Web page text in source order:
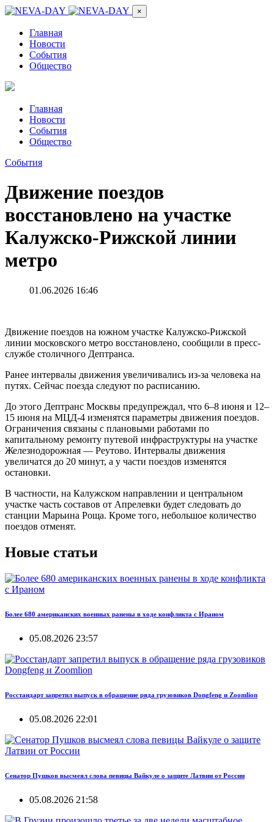
×
Главная
Новости
События
Общество
Главная
Новости
События
Общество
События
Движение поездов
восстановлено на участке
Калужско-Рижской линии
метро
01.06.2026 16:46
Движение поездов на южном участке Калужско-Рижской
линии московского метро восстановлено, сообщили в пресс-
службе столичного Дептранса.
Ранее интервалы движения увеличивались из-за человека на
путях. Сейчас поезда следуют по расписанию.
До этого Дептранс Москвы предупреждал, что 6–8 июня и 12–
15 июня на МЦД-4 изменятся параметры движения поездов.
Ограничения связаны с плановыми работами по
капитальному ремонту путевой инфраструктуры на участке
Железнодорожная — Реутово. Интервалы движения
увеличатся до 20 минут, а у части поездов изменятся
остановки.
В частности, на Калужском направлении и центральном
участке часть составов от Апрелевки будет следовать до
станции Марьина Роща. Кроме того, небольшое количество
поездов отменят.
Новые статьи
Более 680 американских военных ранены в ходе конфликта с Ираном
05.08.2026 23:57
Росстандарт запретил выпуск в обращение ряда грузовиков Dongfeng и Zoomlion
05.08.2026 22:01
Сенатор Пушков высмеял слова певицы Вайкуле о защите Латвии от России
05.08.2026 21:58